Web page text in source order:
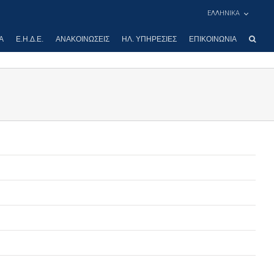
ΕΛΛΗΝΙΚΑ
Ε.Η.Δ.Ε. ΑΝΑΚΟΙΝΏΣΕΙΣ ΗΛ. ΥΠΗΡΕΣΊΕΣ ΕΠΙΚΟΙΝΩΝΊΑ